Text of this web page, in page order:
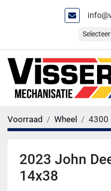
Voorraad Wheel 4300
2023 John
14x38